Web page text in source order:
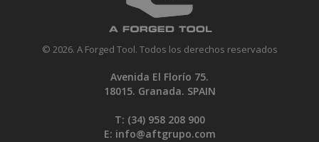
© 2026. A Forged Tool. Todos los derechos reservados
Avenida El Florío 75.
18015. Granada. SPAIN
T: (34) 958 208 900
E: info@aftgrupo.com